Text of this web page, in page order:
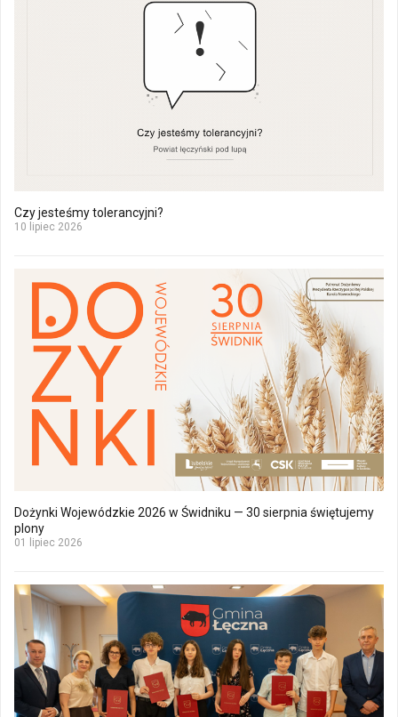
Czy jesteśmy tolerancyjni?
10 lipiec 2026
Dożynki Wojewódzkie 2026 w Świdniku — 30 sierpnia świętujemy
plony
01 lipiec 2026